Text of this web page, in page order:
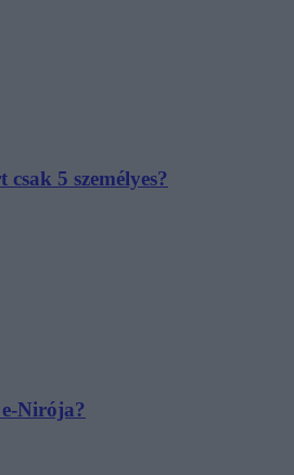
5 személyes?
Nirója?